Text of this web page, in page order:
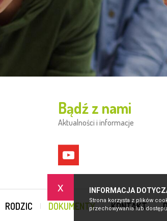
x INFORMACJA
Strona korzysta z plików
przechowywania lub
Bądź z nami
Aktualności i informacje
RODZIC DOKUMENTY KONTAKT